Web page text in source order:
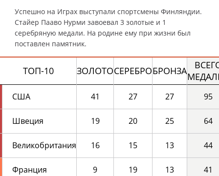
Успешно на Играх выступали спортсмены Финляндии.
Стайер Пааво Нурми завоевал 3 золотые и 1
серебряную медали. На родине ему при жизни был
поставлен памятник.
ТОП-10 ЗОЛОТОСЕРЕБРОБРОНЗА
США 41 27 27 95
Швеция 19 20 25 64
Великобритания 16 15 13 44
Франция 9 19 13 41